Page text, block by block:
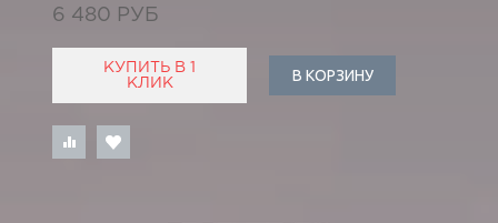
6 480 РУБ
КУПИТЬ В 1
КЛИК
В КОРЗИНУ